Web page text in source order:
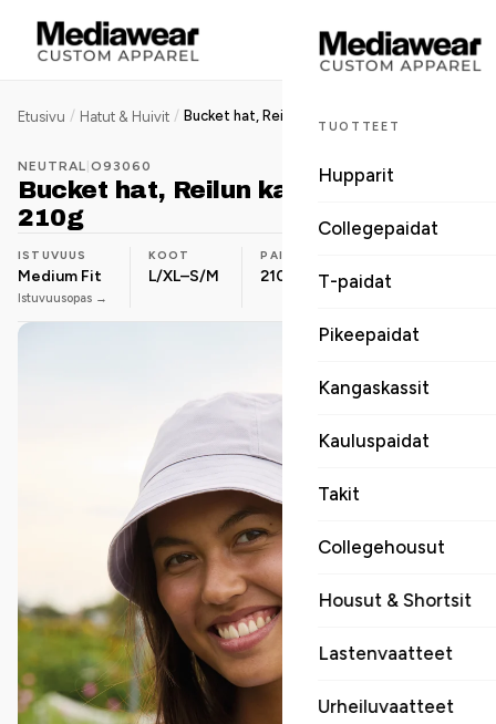
TUOTTEET
Hupparit
Collegepaidat
T-paidat
Pikeepaidat
Kangaskassit
Kauluspaidat
Takit
Collegehousut
Housut & Shortsit
Lastenvaatteet
Urheiluvaatteet
Etusivu / Hatut & Huivit / Bucket hat, Reilun kaupan puuvilla, 210g
NEUTRAL O93060
Bucket hat, Reilun kaupan puuvilla,
210g
ISTUVUUS
Medium Fit
Istuvuusopas →
KOOT
L/XL–S/M
PAINO
210 g Luomupuuvilla